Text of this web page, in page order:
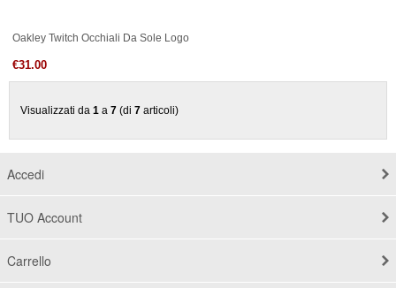
Oakley Twitch Occhiali Da Sole Logo
€31.00
Visualizzati da 1 a 7 (di 7 articoli)
Accedi
TUO Account
Carrello